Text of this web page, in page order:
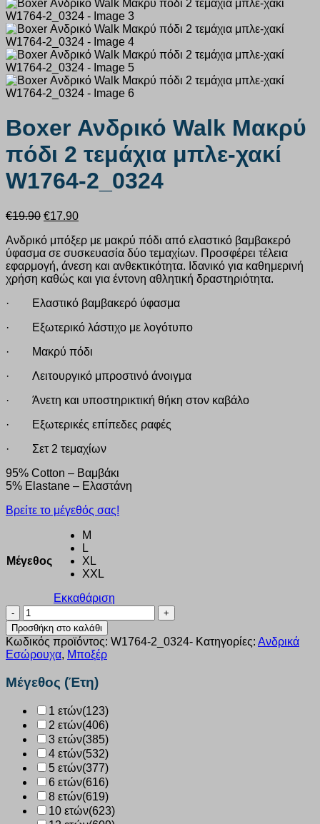
Boxer Ανδρικό Walk Μακρύ
πόδι 2 τεμάχια μπλε-χακί
W1764-2_0324
€19.90 Original
was:
€19.90.
€17.90Η
τιμή
είναι:
€17.90.
Ανδρικό μπόξερ με μακρύ πόδι από ελαστικό βαμβακερό
ύφασμα σε συσκευασία δύο τεμαχίων. Προσφέρει τέλεια
εφαρμογή, άνεση και ανθεκτικότητα. Ιδανικό για καθημερινή
χρήση καθώς και για έντονη αθλητική δραστηριότητα.
· Ελαστικό βαμβακερό ύφασμα
· Εξωτερικό λάστιχο με λογότυπο
· Μακρύ πόδι
· Λειτουργικό μπροστινό άνοιγμα
· Άνετη και υποστηρικτική θήκη στον καβάλο
· Εξωτερικές επίπεδες ραφές
· Σετ 2 τεμαχίων
95% Cotton – Βαμβάκι
5% Elastane – Ελαστάνη
Βρείτε το μέγεθός σας!
Μέγεθος
M
L
XL
XXL
Εκκαθάριση
Boxer
Ανδρικό
Walk
Μακρύ
πόδι
τεμάχια
χακί
W1764-
2_0324
ποσότητα
Προσθήκη στο καλάθι
Κωδικός προϊόντος: W1764-2_0324- Κατηγορίες: Ανδρικά
Εσώρουχα, Μποξέρ
Μέγεθος (Έτη)
1 ετών(123)
2 ετών(406)
3 ετών(385)
4 ετών(532)
5 ετών(377)
6 ετών(616)
8 ετών(619)
10 ετών(623)